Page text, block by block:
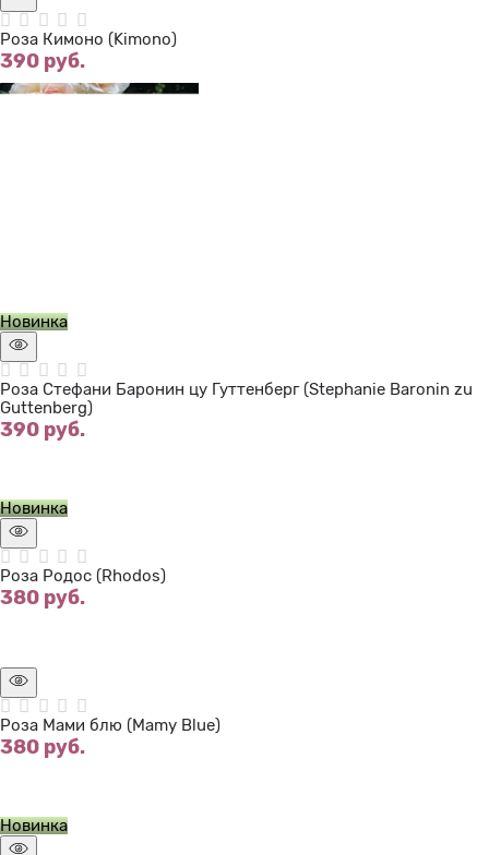
Роза Кимоно (Kimono)
390 руб.
Новинка
Роза Стефани Баронин цу Гуттенберг (Stephanie Baronin zu
Guttenberg)
390 руб.
Новинка
Роза Родос (Rhodos)
380 руб.
Роза Мами блю (Mamy Blue)
380 руб.
Новинка